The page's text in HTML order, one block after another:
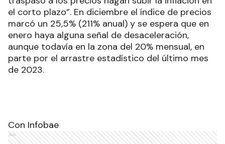
el corto plazo”. En diciembre el índice de precios
marcó un 25,5% (211% anual) y se espera que en
enero haya alguna señal de desaceleración,
aunque todavía en la zona del 20% mensual, en
parte por el arrastre estadístico del último mes
de 2023.
Con Infobae
Ads